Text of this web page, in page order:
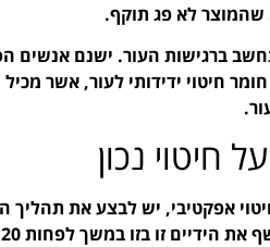
שהמוצר לא פג תוקף.
ברגישות העור. ישנם אנשים
חיטוי נכון
אפקטיבי, יש לבצע את תהליך